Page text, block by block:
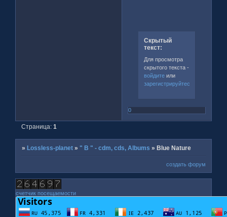
Скрытый
текст:
Для просмотра
скрытого текста -
войдитеили
зарегистрируйтесь
0
Страница:1
» Lossless-planet » " B " - cdm, cds, Albums » Blue Nature
создать форум
счетчик посещаемости